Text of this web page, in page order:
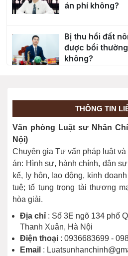
án phí không?
Bị thu hồi đất
được bồi
không?
về Bầu cử năm
THÔNG TIN
Văn phòng Luật sư Nhân
Nội)
Chuyên gia Tư vấn pháp luật và
án: Hình sự, hành chính, dân
kế, ly hôn, lao động, kinh
tuệ; tố tụng trọng tài thương
hòa giải.
Địa chỉ : Số 3E ngõ 134 phố
Thanh Xuân, Hà Nội
Điện thoại : 0936683699 -
Email :